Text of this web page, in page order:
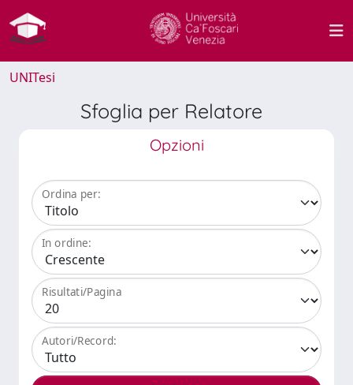
UNITesi
Sfoglia per Relatore
Opzioni
Ordina per:
In ordine:
Risultati/Pagina
Autori/Record: